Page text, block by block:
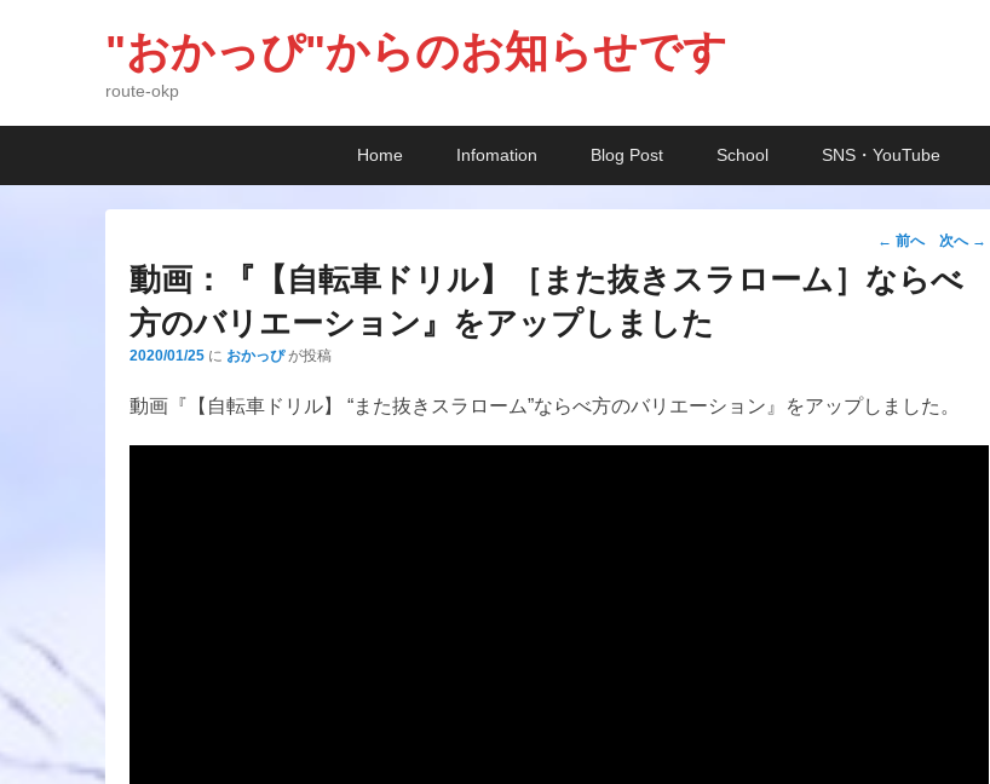
"おかっぴ"からのお知らせです
route-okp
Home Infomation Blog Post School SNS・YouTube
投
稿
ナ
シ
ョ
← 前へ 次へ →
動画：『【自転車ドリル】［また抜きスラローム］ならべ
方のバリエーション』をアップしました
2020/01/25 に おかっぴ が投稿
動画『【自転車ドリル】 “また抜きスラローム”ならべ方のバリエーション』をアップしました。